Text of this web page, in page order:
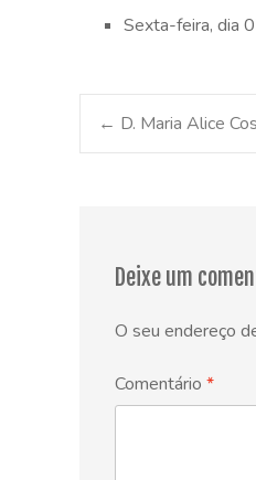
Sexta-feira, dia
Post
← D. Maria Alice
Deixe um
O seu endereço
Comentário *